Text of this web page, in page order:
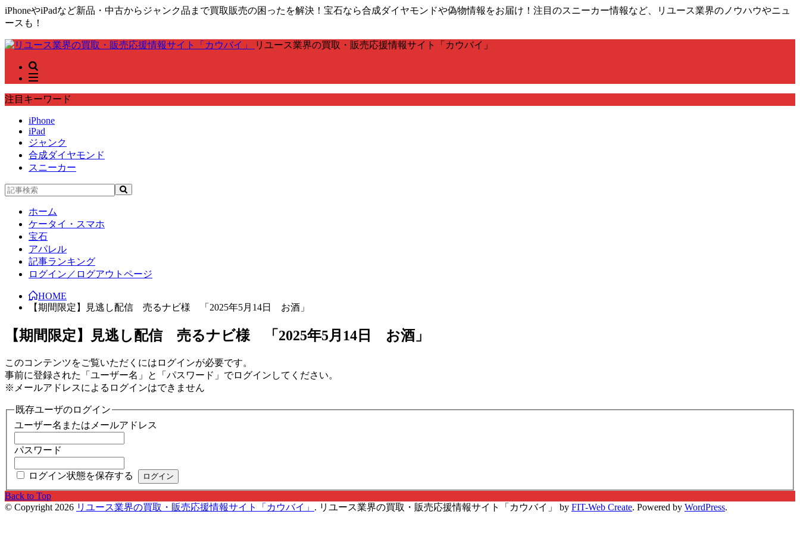
iPhoneやiPadなど新品・中古からジャンク品まで買取販売の困ったを解決！宝石なら合成ダイヤモンドや偽物情報をお届け！注目のスニーカー情報など、リユース業界のノウハウやニュ
ースも！
リユース業界の買取・販売応援情報サイト「カウバイ」
注目キーワード
iPhone
iPad
ジャンク
合成ダイヤモンド
スニーカー
ホーム
ケータイ・スマホ
宝石
アパレル
記事ランキング
ログイン／ログアウトページ
HOME
【期間限定】見逃し配信 売るナビ様 「2025年5月14日 お酒」
【期間限定】見逃し配信 売るナビ様 「2025年5月14日 お酒」
このコンテンツをご覧いただくにはログインが必要です。
事前に登録された「ユーザー名」と「パスワード」でログインしてください。
※メールアドレスによるログインはできません
既存ユーザのログイン
ユーザー名またはメールアドレス
パスワード
ログイン状態を保存する
Back to Top
© Copyright 2026 リユース業界の買取・販売応援情報サイト「カウバイ」 . リユース業界の買取・販売応援情報サイト「カウバイ」 by FIT-Web Create. Powered by WordPress.